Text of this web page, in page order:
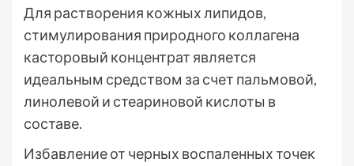
Для растворения кожных липидов,
стимулирования природного коллагена
касторовый концентрат является
идеальным средством за счет пальмовой,
линолевой и стеариновой кислоты в
составе.
Избавление от черных воспаленных точек